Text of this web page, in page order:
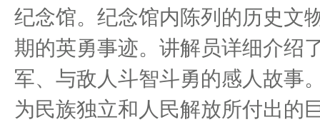
纪念馆。纪念馆内陈列的历史文
期的英勇事迹。讲解员详细介绍
军、与敌人斗智斗勇的感人故事
为民族独立和人民解放所付出的